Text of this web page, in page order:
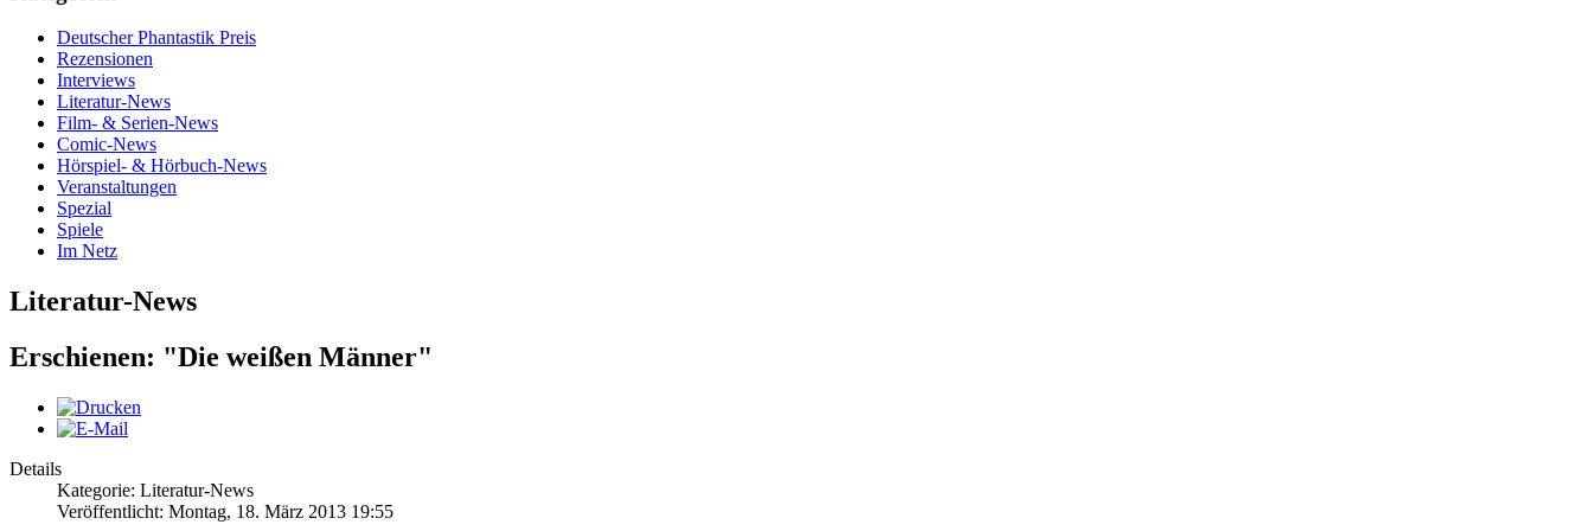
Deutscher Phantastik Preis
Rezensionen
Interviews
Literatur-News
Film- & Serien-News
Comic-News
Hörspiel- & Hörbuch-News
Veranstaltungen
Spezial
Spiele
Im Netz
Literatur-News
Erschienen: "Die weißen Männer"
Details
Kategorie: Literatur-News
Veröffentlicht: Montag, 18. März 2013 19:55